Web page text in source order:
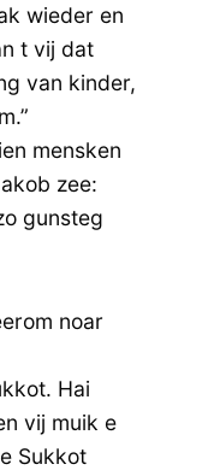
wieder en
t vij dat
van kinder,
mensken
zee:
gunsteg
noar
Hai
vij muik e
Sukkot